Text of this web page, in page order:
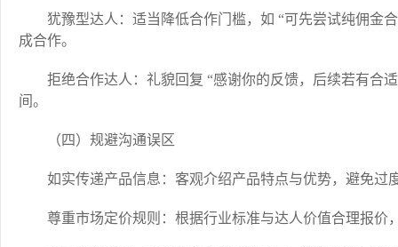
犹豫型达人：适当降低合作门槛，如 “可先尝试纯佣金
成合作。​
拒绝合作达人：礼貌回复 “感谢你的反馈，后续若有合
间。​
（四）规避沟通误区​
如实传递产品信息：客观介绍产品特点与优势，避免过
尊重市场定价规则：根据行业标准与达人价值合理报